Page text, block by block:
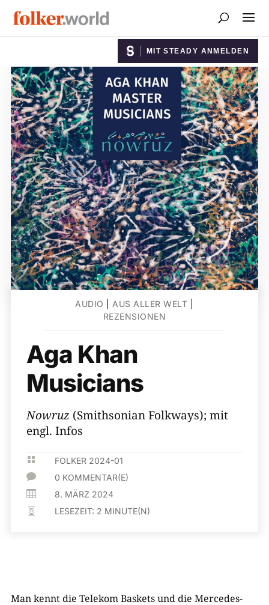
MIT STEADY ANMELDEN
AUDIO AUS ALLER WELT
REZENSIONEN
Aga Khan
Musicians
Nowruz (Smithsonian Folkways); mit
engl. Infos
 FOLKER 2024-01
 0 KOMMENTAR(E)
 8. MÄRZ 2024
 LESEZEIT: 2 MINUTE(N)
Man kennt die Telekom Baskets und die Mercedes-